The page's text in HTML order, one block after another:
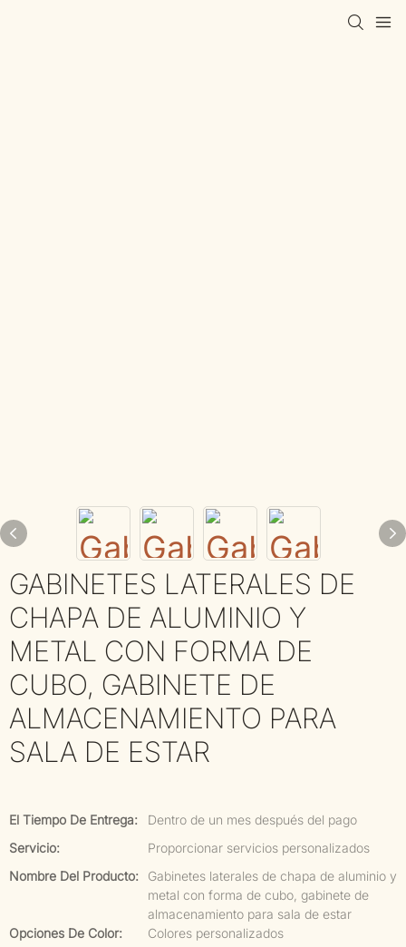
GABINETES LATERALES DE
CHAPA DE ALUMINIO Y
METAL CON FORMA DE
CUBO, GABINETE DE
ALMACENAMIENTO PARA
SALA DE ESTAR
El Tiempo De Entrega:
Dentro de un mes después del pago
Servicio:
Proporcionar servicios personalizados
Nombre Del Producto:
Gabinetes laterales de chapa de aluminio y
metal con forma de cubo, gabinete de
almacenamiento para sala de estar
Opciones De Color:
Colores personalizados